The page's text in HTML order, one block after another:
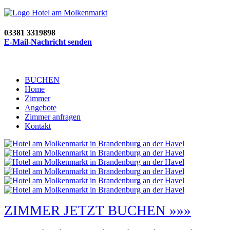
03381 3319898
E-Mail-Nachricht senden
BUCHEN
Home
Zimmer
Angebote
Zimmer anfragen
Kontakt
ZIMMER JETZT BUCHEN »»»